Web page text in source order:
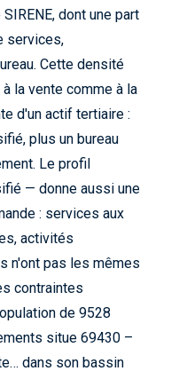
dont une part
services,
Cette densité
la vente comme à la
d'un actif tertiaire :
plus un bureau
Le profil
— donne aussi une
: services aux
activités
n'ont pas les mêmes
contraintes
de 9528
situe 69430 –
dans son bassin